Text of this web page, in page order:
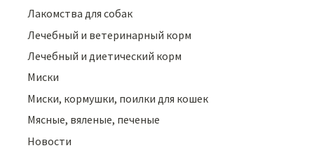
Лакомства для собак
Лечебный и ветеринарный корм
Лечебный и диетический корм
Миски
Миски, кормушки, поилки для кошек
Мясные, вяленые, печеные
Новости